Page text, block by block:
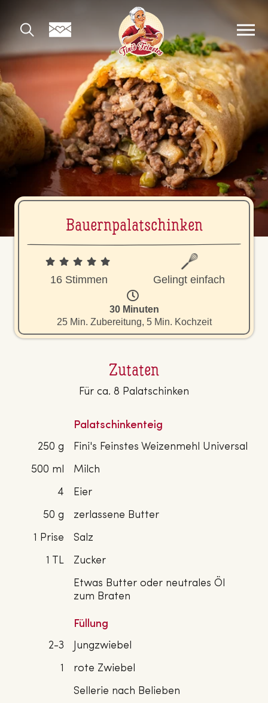
Bau­ern­pa­la­tschin­ken
16 Stimmen Gelingt einfach
30 Minuten
25 Min. Zubereitung, 5 Min. Kochzeit
Zutaten
Für ca. 8 Palatschinken
Palatschinkenteig
250 g
Fini's Feinstes Weizenmehl Universal
500 ml
Milch
4
Eier
50 g
zerlassene Butter
1 Prise
Salz
1 TL
Zucker
Etwas Butter oder neutrales Öl
zum Braten
Füllung
2-3
Jungzwiebel
1
rote Zwiebel
Sellerie nach Belieben